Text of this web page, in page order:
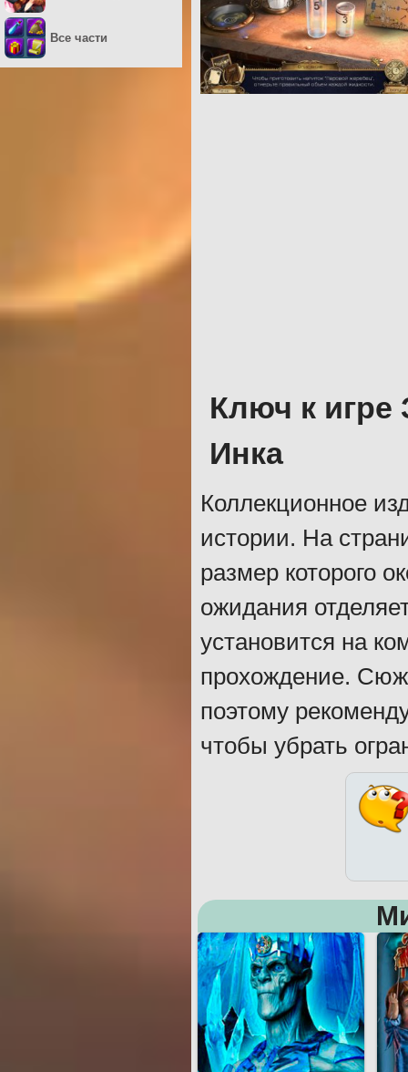
Ключ к игре
Инка
Коллекционное
истории. На
размер которого
ожидания
установится на
прохождение.
поэтому
чтобы убрать
Все части